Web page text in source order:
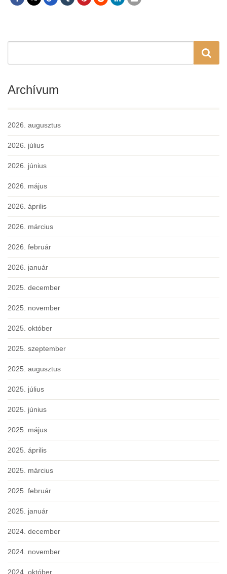
Archívum
2026. augusztus
2026. július
2026. június
2026. május
2026. április
2026. március
2026. február
2026. január
2025. december
2025. november
2025. október
2025. szeptember
2025. augusztus
2025. július
2025. június
2025. május
2025. április
2025. március
2025. február
2025. január
2024. december
2024. november
2024. október